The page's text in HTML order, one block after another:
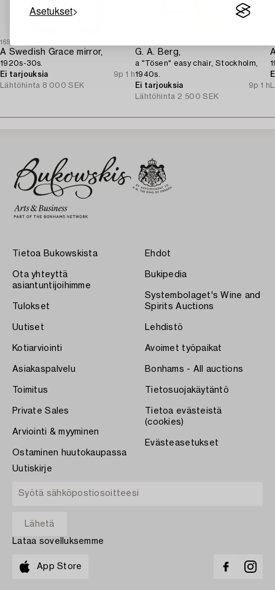
Asetukset
1697186
A Swedish Grace mirror,
1920s-30s.
Ei tarjouksia
9p 1 h
Lähtöhinta 8 000 SEK
G. A. Berg,
a "Tösen" easy chair, Stockholm,
1940s.
Ei tarjouksia
9p 1 h
Lähtöhinta 2 500 SEK
Tietoa Bukowskista
Ota yhteyttä
asiantuntijoihimme
Tulokset
Uutiset
Kotiarviointi
Asiakaspalvelu
Toimitus
Private Sales
Arviointi & myyminen
Ostaminen huutokaupassa
Ehdot
Bukipedia
Systembolaget's Wine and
Spirits Auctions
Lehdistö
Avoimet työpaikat
Bonhams - All auctions
Tietosuojakäytäntö
Tietoa evästeistä
(cookies)
Evästeasetukset
Uutiskirje
Lataa sovelluksemme
App Store